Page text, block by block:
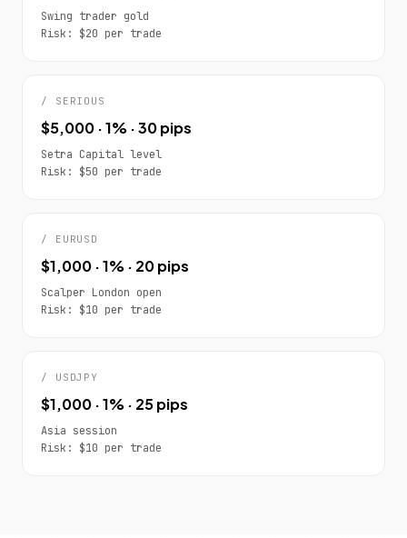
Swing trader gold
Risk: $20 per trade
/ SERIOUS
$5,000 · 1% · 30 pips
Setra Capital level
Risk: $50 per trade
/ EURUSD
$1,000 · 1% · 20 pips
Scalper London open
Risk: $10 per trade
/ USDJPY
$1,000 · 1% · 25 pips
Asia session
Risk: $10 per trade